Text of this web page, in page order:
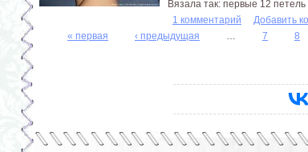
Вязала так: первые 12 петель
1 комментарий
Добавить
« первая ‹ предыдущая 7 8